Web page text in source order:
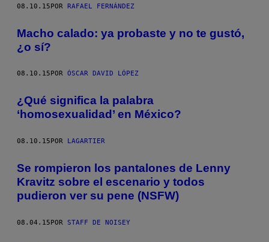
08.10.15POR RAFAEL FERNÁNDEZ
Macho calado: ya probaste y no te gustó,
¿o sí?
08.10.15 POR ÓSCAR DAVID LÓPEZ
¿Qué significa la palabra
‘homosexualidad’ en México?
08.10.15POR LAGARTIER
Se rompieron los pantalones de Lenny
Kravitz sobre el escenario y todos
pudieron ver su pene (NSFW)
08.04.15POR STAFF DE NOISEY